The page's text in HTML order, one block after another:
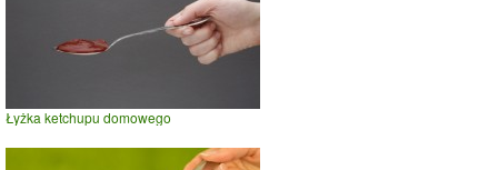
Łyżka ketchupu domowego